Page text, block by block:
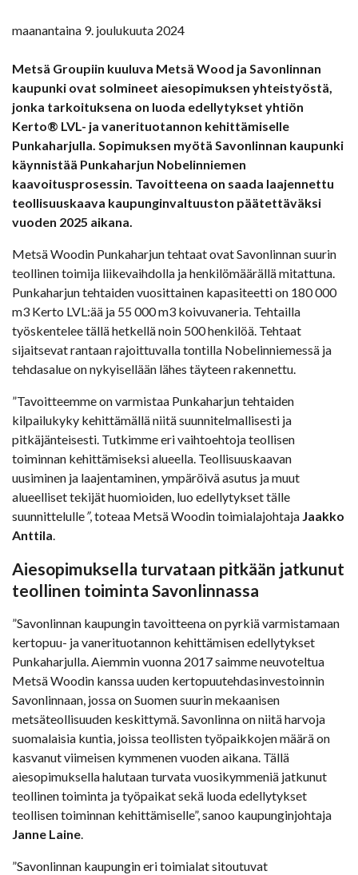
maanantaina 9. joulukuuta 2024
Metsä Groupiin kuuluva Metsä Wood ja Savonlinnan
kaupunki ovat solmineet aiesopimuksen yhteistyöstä,
jonka tarkoituksena on luoda edellytykset yhtiön
Kerto® LVL- ja vanerituotannon kehittämiselle
Punkaharjulla. Sopimuksen myötä Savonlinnan kaupunki
käynnistää Punkaharjun Nobelinniemen
kaavoitusprosessin. Tavoitteena on saada laajennettu
teollisuuskaava kaupunginvaltuuston päätettäväksi
vuoden 2025 aikana.
Metsä Woodin Punkaharjun tehtaat ovat Savonlinnan suurin
teollinen toimija liikevaihdolla ja henkilömäärällä mitattuna.
Punkaharjun tehtaiden vuosittainen kapasiteetti on 180 000
m3 Kerto LVL:ää ja 55 000 m3 koivuvaneria. Tehtailla
työskentelee tällä hetkellä noin 500 henkilöä. Tehtaat
sijaitsevat rantaan rajoittuvalla tontilla Nobelinniemessä ja
tehdasalue on nykyisellään lähes täyteen rakennettu.
”Tavoitteemme on varmistaa Punkaharjun tehtaiden
kilpailukyky kehittämällä niitä suunnitelmallisesti ja
pitkäjänteisesti. Tutkimme eri vaihtoehtoja teollisen
toiminnan kehittämiseksi alueella. Teollisuuskaavan
uusiminen ja laajentaminen, ympäröivä asutus ja muut
alueelliset tekijät huomioiden, luo edellytykset tälle
suunnittelulle”, toteaa Metsä Woodin toimialajohtaja Jaakko
Anttila.
Aiesopimuksella turvataan pitkään jatkunut
teollinen toiminta Savonlinnassa
”Savonlinnan kaupungin tavoitteena on pyrkiä varmistamaan
kertopuu- ja vanerituotannon kehittämisen edellytykset
Punkaharjulla. Aiemmin vuonna 2017 saimme neuvoteltua
Metsä Woodin kanssa uuden kertopuutehdasinvestoinnin
Savonlinnaan, jossa on Suomen suurin mekaanisen
metsäteollisuuden keskittymä. Savonlinna on niitä harvoja
suomalaisia kuntia, joissa teollisten työpaikkojen määrä on
kasvanut viimeisen kymmenen vuoden aikana. Tällä
aiesopimuksella halutaan turvata vuosikymmeniä jatkunut
teollinen toiminta ja työpaikat sekä luoda edellytykset
teollisen toiminnan kehittämiselle”, sanoo kaupunginjohtaja
Janne Laine.
”Savonlinnan kaupungin eri toimialat sitoutuvat